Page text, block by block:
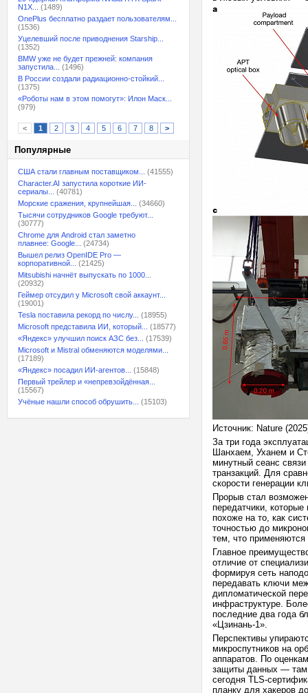
N1X...
(1489)
OnePlus бесплатно раздает пользователям...
(1536)
Уцелевший после приводнения Starship...
(1352)
BMW уже не будет прежней: компания
запустила...
(1496)
В России создали радиационно-стойкий...
(1375)
«Роботы нам в этом помогут»: Илон Маск...
(979)
< 1 2 3 4 5 6 7 8 >
Популярные
США стали главным поставщиком...
(41555)
Character.AI запустила короткие ИИ-
сериалы...
(40781)
Морские сражения, крупнейшая...
(34660)
Тысячи сотрудников Google требуют...
(30777)
Chrome для Android стал заметно
плавнее: Google...
(24734)
Вышел релиз OpenIDE Pro —
корпоративной...
(21425)
Mitsubishi начнёт выпускать по 1000...
(20932)
Геймер отсудил у Microsoft свой аккаунт...
(19001)
Tesla поставила рекорд по числу...
(18955)
Microsoft представила ИИ, который...
(18577)
«Яндекс» улучшил поиск АЗС без...
(17539)
Microsoft и Mistral обменяются моделями...
(17189)
«Яндекс» посадил ИИ-агентов...
(15848)
Первый трейлер и «непревзойдённая...
(15567)
Учёные нашли способ обрушить...
(15103)
Источник: Nature
За три года
Шанхаем, Уханем и
минутный сеанс
транзакций. Для
скорости генерации
Прорыв стал
передатчики,
похоже на то, как
точностью до
тем, что
Главное
отличие от
формируя сеть
передавать ключи
дипломатической
инфраструктуре.
последние два года
«Цзинань-1».
Перспективы
микроспутников на
аппаратов. По
защиты данных — там,
сегодня TLS-
планку для хакеров